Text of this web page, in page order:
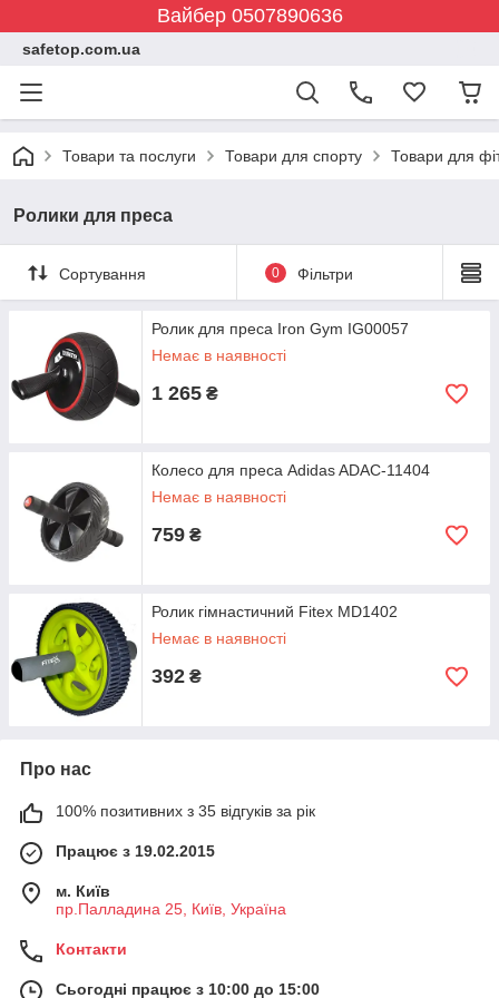
Вайбер 0507890636
safetop.com.ua
Товари та послуги Товари для спорту Товари для
Ролики для преса
Сортування 0 Фільтри
Ролик для преса Iron Gym IG00057
Немає в наявності
1 265 ₴
Колесо для преса Adidas ADAC-11404
Немає в наявності
759 ₴
Ролик гімнастичний Fitex MD1402
Немає в наявності
392 ₴
Про нас
100% позитивних з 35 відгуків за рік
Працює з 19.02.2015
м. Київ
пр.Палладина 25, Київ, Україна
Контакти
Сьогодні працює з 10:00 до 15:00